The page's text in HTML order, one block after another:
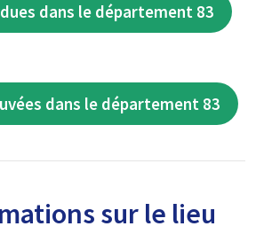
dans le département 83
dans le département 83
sur le lieu